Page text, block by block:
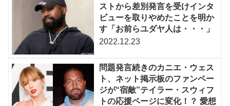
ストから差別発言を受けインタ
ビューを取りやめたことを明か
す「お前らユダヤ人は・・・」
2022.12.23
問題発言続きのカニエ・ウェス
ト、ネット掲示板のファンペー
ジが“宿敵”テイラー・スウィフ
トの応援ページに変化！？ 愛想